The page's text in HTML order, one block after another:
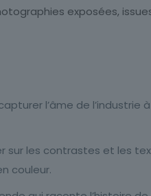
exposées,
l’âme de
les contrastes et les
couleur.